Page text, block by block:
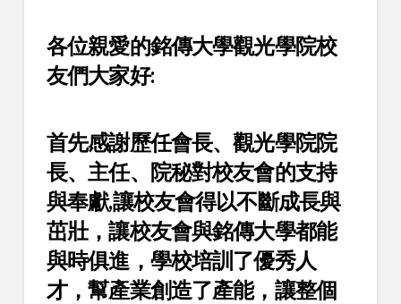
各位親愛的銘傳大學觀光學院校
友們大家好:
首先感謝歷任會長、觀光學院院
長、主任、院秘對校友會的支持
與奉獻,讓校友會得以不斷成長與
茁壯，讓校友會與銘傳大學都能
與時俱進，學校培訓了優秀人
才，幫產業創造了產能，讓整個